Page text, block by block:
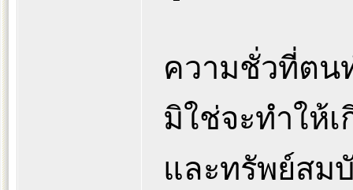
ความชั่วที่ตน
มิใช่จะทำให้
และทรัพย์สม